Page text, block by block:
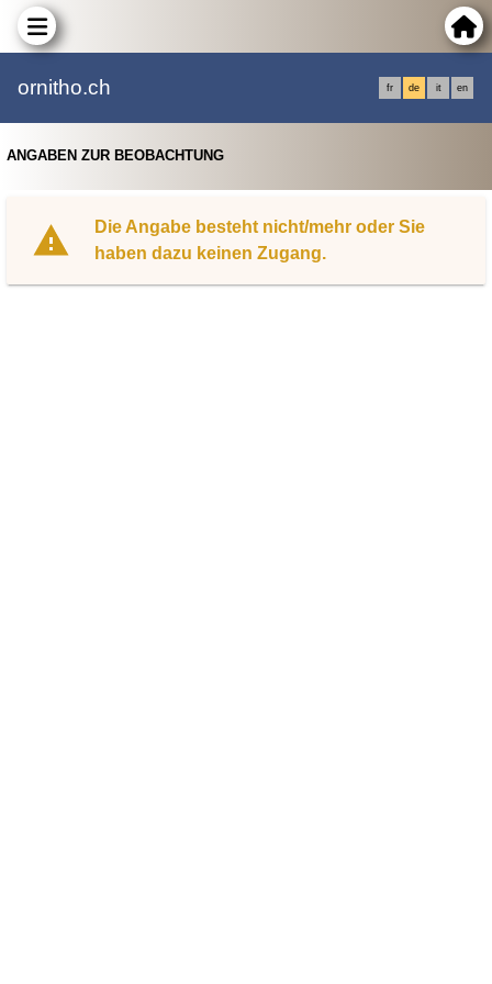
ornitho.ch fr de it en
ANGABEN ZUR BEOBACHTUNG
Die Angabe besteht nicht/mehr oder Sie
haben dazu keinen Zugang.